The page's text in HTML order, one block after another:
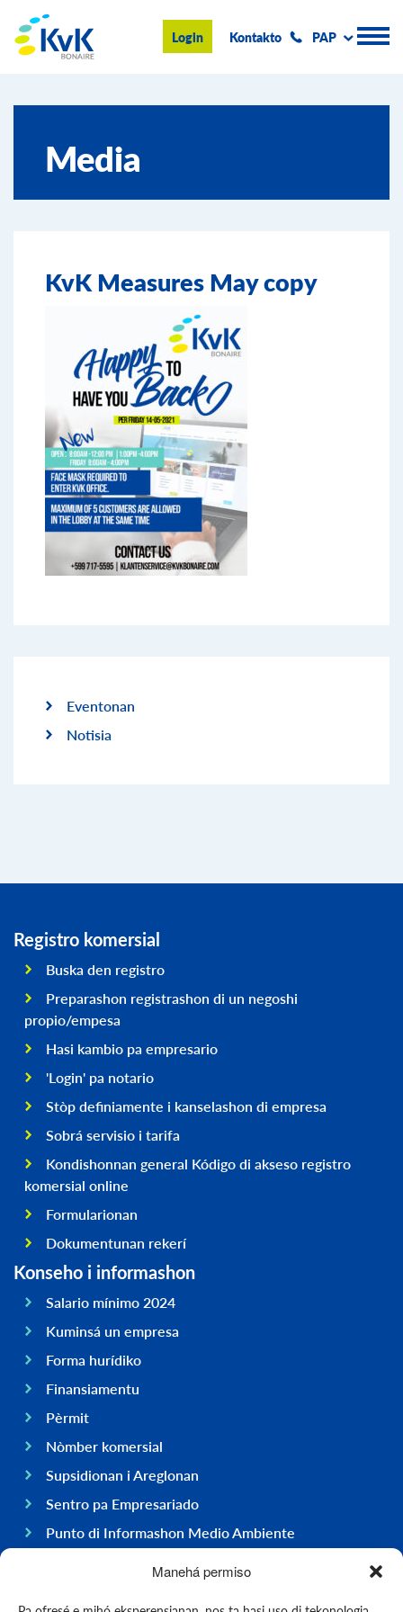
Manehá permiso
KvK Bonaire
Login Kontakto PAP
Konseho i informashon
Hasi negoshi na Boneiru
Eventonan & Notisia
Media
KvK Measures May copy
Eventonan
Notisia
Registro komersial
Buska den registro
Preparashon registrashon di un negoshi
propio/empesa
Hasi kambio pa empresario
'Login' pa notario
Stòp definiamente i kanselashon di empresa
Sobrá servisio i tarifa
Kondishonnan general Kódigo di akseso registro
komersial online
Formularionan
Dokumentunan rekerí
Konseho i informashon
Salario mínimo 2024
Kuminsá un empresa
Forma hurídiko
Finansiamentu
Pèrmit
Nòmber komersial
Supsidionan i Areglonan
Sentro pa Empresariado
Punto di Informashon Medio Ambiente
Hasi negoshi na Boneiru